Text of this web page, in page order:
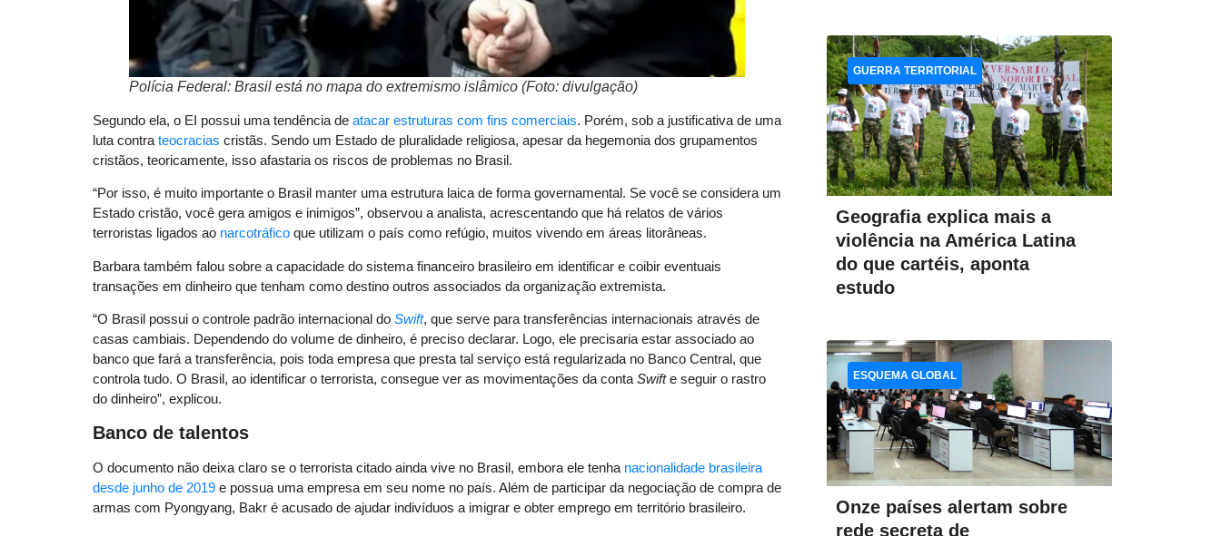
Polícia Federal: Brasil está no mapa do extremismo islâmico (Foto: divulgação)
Segundo ela, o EI possui uma tendência de atacar estruturas com fins comerciais. Porém, sob a justificativa de uma
luta contra teocracias cristãs. Sendo um Estado de pluralidade religiosa, apesar da hegemonia dos grupamentos
cristãos, teoricamente, isso afastaria os riscos de problemas no Brasil.
“Por isso, é muito importante o Brasil manter uma estrutura laica de forma governamental. Se você se considera um
Estado cristão, você gera amigos e inimigos”, observou a analista, acrescentando que há relatos de vários
terroristas ligados ao narcotráfico que utilizam o país como refúgio, muitos vivendo em áreas litorâneas.
Barbara também falou sobre a capacidade do sistema financeiro brasileiro em identificar e coibir eventuais
transações em dinheiro que tenham como destino outros associados da organização extremista.
“O Brasil possui o controle padrão internacional do Swift, que serve para transferências internacionais através de
casas cambiais. Dependendo do volume de dinheiro, é preciso declarar. Logo, ele precisaria estar associado ao
banco que fará a transferência, pois toda empresa que presta tal serviço está regularizada no Banco Central, que
controla tudo. O Brasil, ao identificar o terrorista, consegue ver as movimentações da conta Swifte seguir o rastro
do dinheiro”, explicou.
Banco de talentos
O documento não deixa claro se o terrorista citado ainda vive no Brasil, embora ele tenha nacionalidade brasileira
desde junho de 2019 e possua uma empresa em seu nome no país. Além de participar da negociação de compra de
armas com Pyongyang, Bakr é acusado de ajudar indivíduos a imigrar e obter emprego em território brasileiro.
Geografia explica mais a
violência na América Latina
do que cartéis, aponta
estudo
GUERRA TERRITORIAL
Onze países alertam sobre
rede secreta de
ESQUEMA GLOBAL